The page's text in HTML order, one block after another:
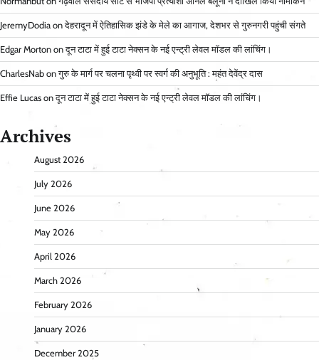
JeremyDodia onदेहरादून में ऐतिहासिक झंडे के मेले का आगाज, देशभर से गुरुनगरी पहुंची संगते
Edgar Morton onदून टाटा में हुई टाटा नेक्सन के नई एन्ट्री लेवल मॉडल की लांचिंग।
CharlesNab onगुरु के मार्ग पर चलना पृथ्वी पर स्वर्ग की अनुभूति : महंत देवेंद्र दास
Effie Lucas onदून टाटा में हुई टाटा नेक्सन के नई एन्ट्री लेवल मॉडल की लांचिंग।
Archives
August 2026
July 2026
June 2026
May 2026
April 2026
March 2026
February 2026
January 2026
December 2025